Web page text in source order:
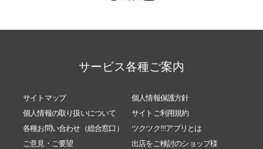
サービス各種ご案内
サイトマップ
個人情報保護方針
個人情報の取り扱いについて
サイトご利用規約
各種お問い合わせ（総合窓口）
ツクツク!!!アプリとは
ご意見・ご要望
出店をご検討のショップ様